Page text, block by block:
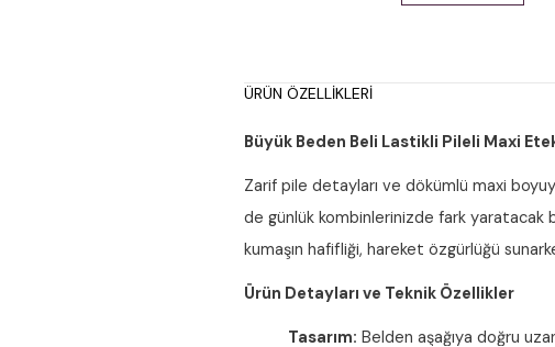
ÜRÜN ÖZELLIKLERI
Büyük Beden Beli Lastikli Pileli Maxi
Zarif pile detayları ve dökümlü maxi
de günlük kombinlerinizde fark yaratacak
kumaşın hafifliği, hareket özgürlüğü
Ürün Detayları ve Teknik Özellikler
Tasarım: Belden aşağıya doğru